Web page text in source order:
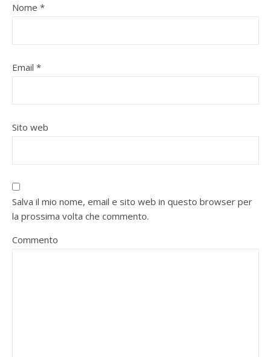
Nome *
Email *
Sito web
Salva il mio nome, email e sito web in questo browser per
la prossima volta che commento.
Commento